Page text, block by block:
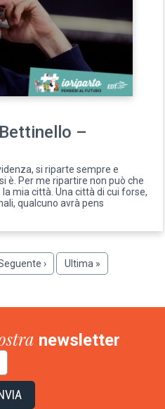
–
si riparte sempre e
è. Per me ripartire non può che
mia città. Una città di cui forse,
qualcuno avrà pens
›
Ultima
pagina
Ultima »
newsletter